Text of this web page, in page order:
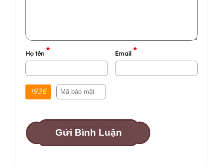
Họ tên * Email *
1936
Gửi Bình Luận